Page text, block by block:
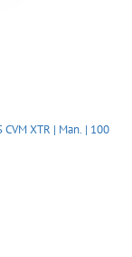
XTR | Man. | 100